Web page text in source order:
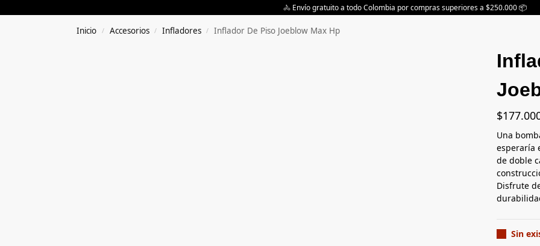
🚴‍ Envío gratuito a todo Colombia por compras superiores a $250.000 📦
Inicio / Accesorios / Infladores / Inflador De Piso Joeblow Max Hp
$
Una
esperaría
de doble
Disfrute
Sin